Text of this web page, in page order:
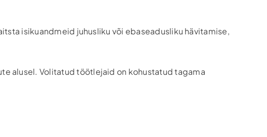
isikuandmeid juhusliku või ebaseadusliku hävitamise,
alusel. Volitatud töötlejaid on kohustatud tagama